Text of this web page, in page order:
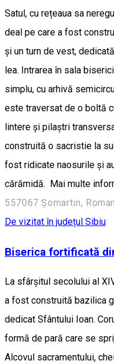
Satul, cu rețeaua sa
deal pe care a fost
și un turn de vest,
lea. Intrarea în sala
simplu, cu arhivă
este traversat de o boltă
lintere și pilaștri
construită o sacristie la
fost ridicate naosurile și
cărămidă. Mai multe
557067 Șomartin,
De vizitat în județul Sibiu
Biserica fortificată
La sfârșitul secolului al
a fost construită bazilica
dedicat Sfântului Ioan.
formă de pară care se
Alcovul sacramentului,